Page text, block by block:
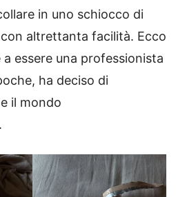
in uno schiocco di
altrettanta facilità. Ecco
essere una professionista
ha deciso di
il mondo